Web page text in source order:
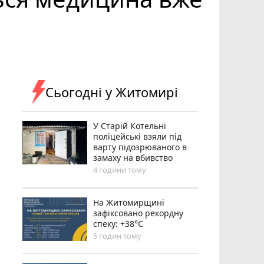
Сьогодні у Житомирі
У Старій Котельні
поліцейські взяли під
варту підозрюваного в
замаху на вбивство
4 години тому
Н️а Житомирщині
зафіксовано рекордну
спеку: +38°C
5 годин тому